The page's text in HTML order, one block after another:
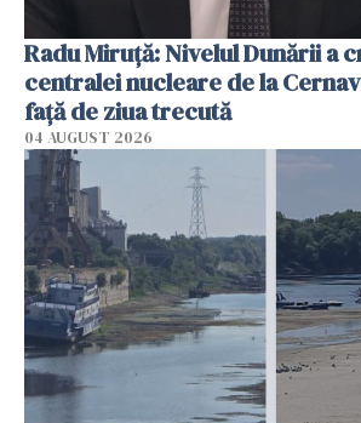
Radu Miruţă: Nivelul Dunării a
centralei nucleare de la
faţă de ziua trecută
04 AUGUST 2026